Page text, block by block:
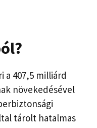
a 407,5 milliárd
növekedésével
tárolt hatalmas